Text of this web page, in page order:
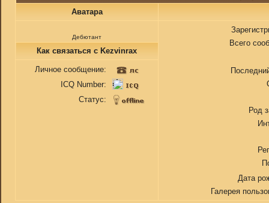
Аватара
Дебютант
Всего
Род
Дата
Галерея
Как связаться с Kezvinrax
Личное сообщение:
ICQ Number:
Статус: